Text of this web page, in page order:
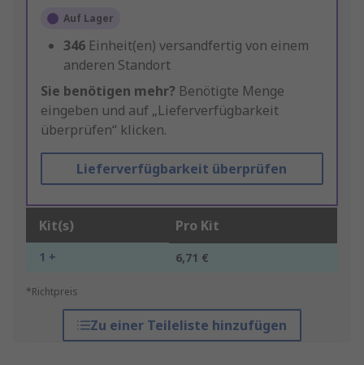
Auf Lager
346 Einheit(en) versandfertig von einem
anderen Standort
Sie benötigen mehr? Benötigte Menge
eingeben und auf „Lieferverfügbarkeit
überprüfen“ klicken.
Lieferverfügbarkeit überprüfen
Kit(s) Pro Kit
1 + 6,71 €
*Richtpreis
Zu einer Teileliste hinzufügen